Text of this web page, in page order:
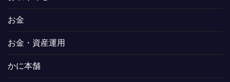
お金
お金・資産運用
かに本舗